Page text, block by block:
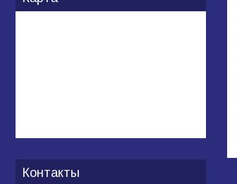
Контакты